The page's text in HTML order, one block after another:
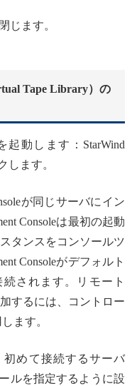
じます。
Tape Library）の
起動します：StarWind
します。
が同じサーバにイン
Consoleは最初の起動
タンスをコンソールツ
Consoleがデフォルト
されます。リモート
するには、コントロー
ます。
初めて接続するサーバ
ルを指定するように設